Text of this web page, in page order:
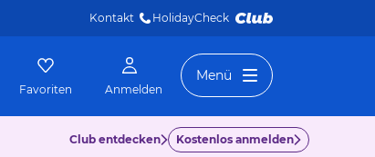
Kontakt HolidayCheck
Favoriten Anmelden
Menü
Club entdecken Kostenlos anmelden